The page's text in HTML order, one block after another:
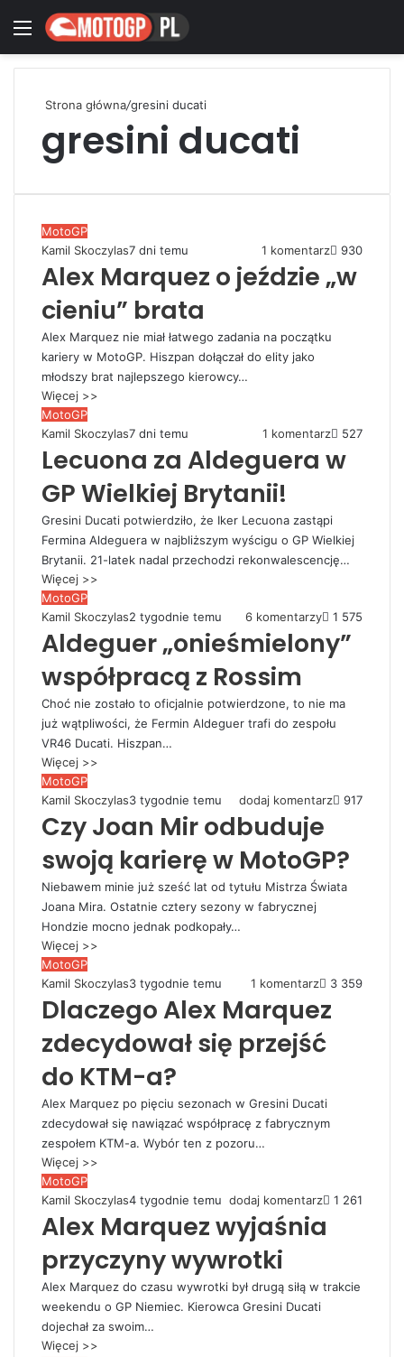
Menu
Strona główna/gresini ducati
gresini ducati
MotoGP
Kamil Skoczylas7 dni temu 1 komentarz 930
Alex Marquez o jeździe „w
cieniu” brata
Alex Marquez nie miał łatwego zadania na początku
kariery w MotoGP. Hiszpan dołączał do elity jako
młodszy brat najlepszego kierowcy…
Więcej >>
MotoGP
Kamil Skoczylas7 dni temu 1 komentarz 527
Lecuona za Aldeguera w
GP Wielkiej Brytanii!
Gresini Ducati potwierdziło, że Iker Lecuona zastąpi
Fermina Aldeguera w najbliższym wyścigu o GP Wielkiej
Brytanii. 21-latek nadal przechodzi rekonwalescencję…
Więcej >>
MotoGP
Kamil Skoczylas2 tygodnie temu 6 komentarzy 1 575
Aldeguer „onieśmielony”
współpracą z Rossim
Choć nie zostało to oficjalnie potwierdzone, to nie ma
już wątpliwości, że Fermin Aldeguer trafi do zespołu
VR46 Ducati. Hiszpan…
Więcej >>
MotoGP
Kamil Skoczylas3 tygodnie temu dodaj komentarz 917
Czy Joan Mir odbuduje
swoją karierę w MotoGP?
Niebawem minie już sześć lat od tytułu Mistrza Świata
Joana Mira. Ostatnie cztery sezony w fabrycznej
Hondzie mocno jednak podkopały…
Więcej >>
MotoGP
Kamil Skoczylas3 tygodnie temu 1 komentarz 3 359
Dlaczego Alex Marquez
zdecydował się przejść
do KTM-a?
Alex Marquez po pięciu sezonach w Gresini Ducati
zdecydował się nawiązać współpracę z fabrycznym
zespołem KTM-a. Wybór ten z pozoru…
Więcej >>
MotoGP
Kamil Skoczylas4 tygodnie temu dodaj komentarz 1 261
Alex Marquez wyjaśnia
przyczyny wywrotki
Alex Marquez do czasu wywrotki był drugą siłą w trakcie
weekendu o GP Niemiec. Kierowca Gresini Ducati
dojechał za swoim…
Więcej >>